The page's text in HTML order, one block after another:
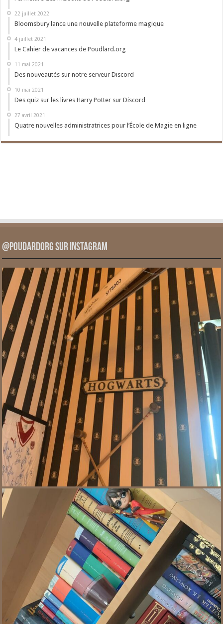
22 juillet 2022
Bloomsbury lance une nouvelle plateforme magique
4 juillet 2021
Le Cahier de vacances de Poudlard.org
11 mai 2021
Des nouveautés sur notre serveur Discord
10 mai 2021
Des quiz sur les livres Harry Potter sur Discord
27 avril 2021
Quatre nouvelles administratrices pour l’École de Magie en ligne
@PoudardOrg sur Instagram